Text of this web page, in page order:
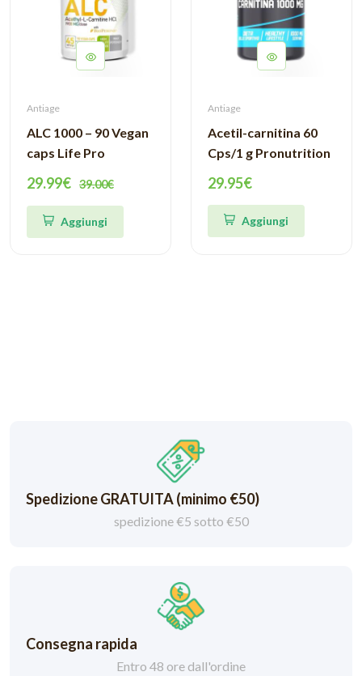
Antiage
ALC 1000 – 90 Vegan
caps Life Pro
29.99€ 39.00€
Aggiungi
Antiage
Acetil-carnitina 60
Cps/1 g Pronutrition
29.95€
Aggiungi
Spedizione GRATUITA (minimo €50)
spedizione €5 sotto €50
Consegna rapida
Entro 48 ore dall'ordine